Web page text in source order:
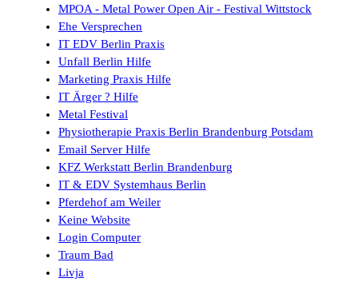
MPOA - Metal Power Open Air - Festival Wittstock
Ehe Versprechen
IT EDV Berlin Praxis
Unfall Berlin Hilfe
Marketing Praxis Hilfe
IT Ärger ? Hilfe
Metal Festival
Physiotherapie Praxis Berlin Brandenburg Potsdam
Email Server Hilfe
KFZ Werkstatt Berlin Brandenburg
IT & EDV Systemhaus Berlin
Pferdehof am Weiler
Keine Website
Login Computer
Traum Bad
Livja